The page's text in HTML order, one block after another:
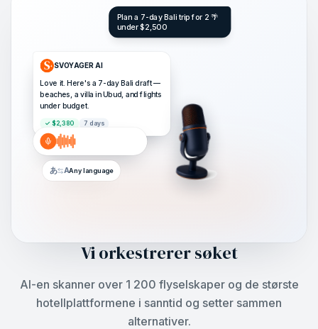
Plan a 7-day Bali trip for 2 🌴
under $2,500
SVOYAGER AI
Love it. Here's a 7-day Bali draft —
beaches, a villa in Ubud, and flights
under budget.
✓ $2,380 7 days
あ AAny language
Vi orkestrerer søket
AI-en skanner over 1 200 flyselskaper og de største
hotellplattformene i sanntid og setter sammen
alternativer.